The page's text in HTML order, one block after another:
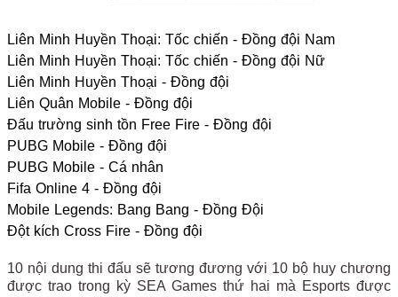
Liên Minh Huyền Thoại: Tốc chiến - Đồng đội Nam
Liên Minh Huyền Thoại: Tốc chiến - Đồng đội Nữ
Liên Minh Huyền Thoại - Đồng đội
Liên Quân Mobile - Đồng đội
Đấu trường sinh tồn Free Fire - Đồng đội
PUBG Mobile - Đồng đội
PUBG Mobile - Cá nhân
Fifa Online 4 - Đồng đội
Mobile Legends: Bang Bang - Đồng Đội
Đột kích Cross Fire - Đồng đội
10 nội dung thi đấu sẽ tương đương với 10 bộ huy chương
được trao trong kỳ SEA Games thứ hai mà Esports được